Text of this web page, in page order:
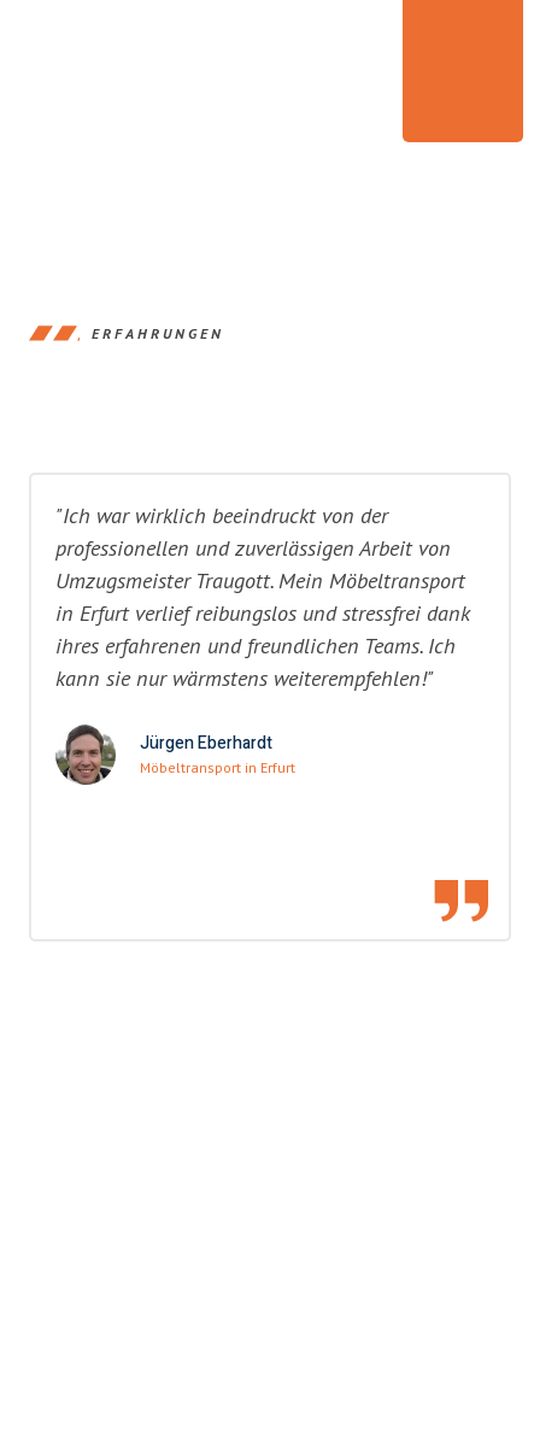
ERFAHRUNGEN
"Ich war wirklich beeindruckt von der
professionellen und zuverlässigen Arbeit von
Umzugsmeister Traugott. Mein Möbeltransport
in Erfurt verlief reibungslos und stressfrei dank
ihres erfahrenen und freundlichen Teams. Ich
kann sie nur wärmstens weiterempfehlen!"
Jürgen Eberhardt
Möbeltransport in Erfurt